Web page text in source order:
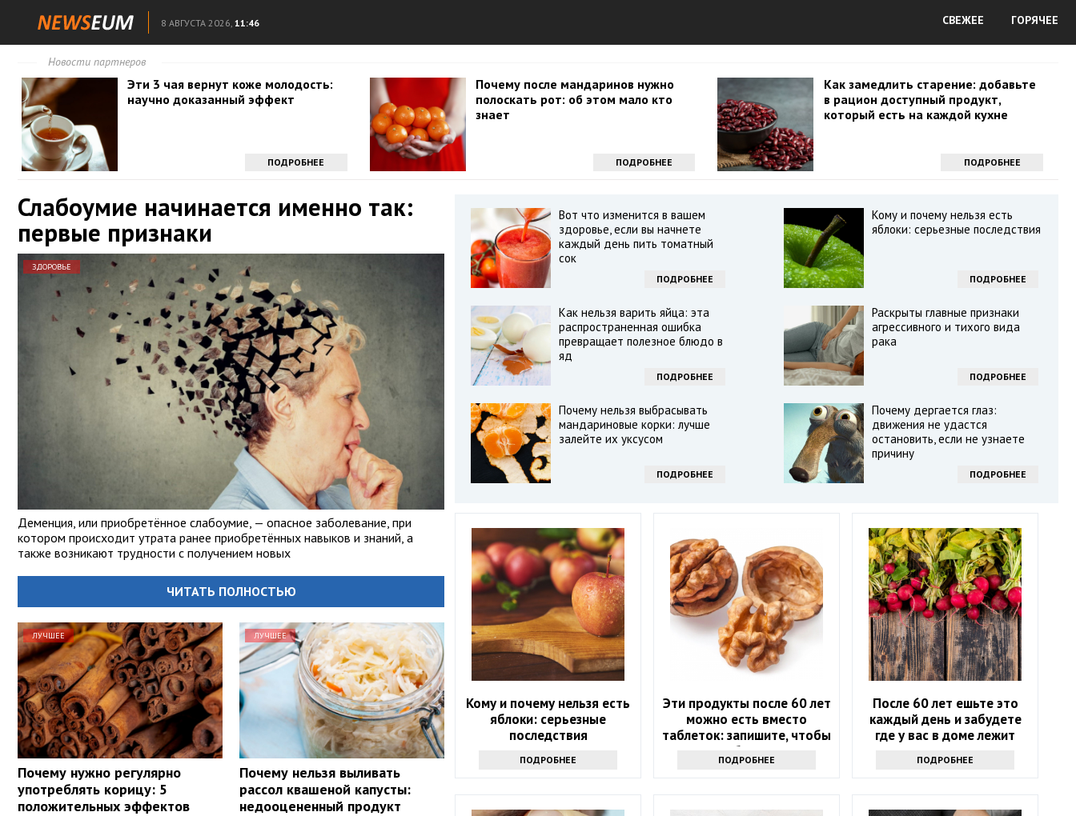
8 АВГУСТА 2026, 11:46 СВЕЖЕЕ ГОРЯЧЕЕ
Новости партнеров
Эти 3 чая вернут коже молодость:
научно доказанный эффект
ПОДРОБНЕЕ
Почему после мандаринов нужно
полоскать рот: об этом мало кто
знает
ПОДРОБНЕЕ
Как замедлить старение: добавьте
в рацион доступный продукт,
который есть на каждой кухне
ПОДРОБНЕЕ
Слабоумие начинается именно так:
первые признаки
ЗДОРОВЬЕ
Деменция, или приобретённое слабоумие, — опасное заболевание, при
котором происходит утрата ранее приобретённых навыков и знаний, а
также возникают трудности с получением новых
ЧИТАТЬ ПОЛНОСТЬЮ
ЛУЧШЕЕ
Почему нужно регулярно
употреблять корицу: 5
положительных эффектов
ЛУЧШЕЕ
Почему нельзя выливать
рассол квашеной капусты:
недооцененный продукт
Вот что изменится в вашем
здоровье, если вы начнете
каждый день пить томатный
сок
ПОДРОБНЕЕ
Кому и почему нельзя есть
яблоки: серьезные последствия
ПОДРОБНЕЕ
Как нельзя варить яйца: эта
распространенная ошибка
превращает полезное блюдо в
яд
ПОДРОБНЕЕ
Раскрыты главные признаки
агрессивного и тихого вида
рака
ПОДРОБНЕЕ
Почему нельзя выбрасывать
мандариновые корки: лучше
залейте их уксусом
ПОДРОБНЕЕ
Почему дергается глаз:
движения не удастся
остановить, если не узнаете
причину
ПОДРОБНЕЕ
Кому и почему нельзя есть
яблоки: серьезные
последствия
ПОДРОБНЕЕ
Эти продукты после 60 лет
можно есть вместо
таблеток: запишите, чтобы
не болеть
ПОДРОБНЕЕ
После 60 лет ешьте это
каждый день и забудете
где у вас в доме лежит
ПОДРОБНЕЕ